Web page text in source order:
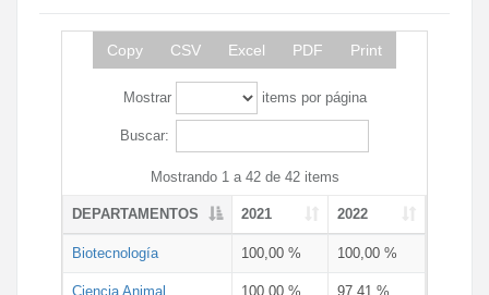
Copy CSV Excel PDF Print
Mostrar items por página
Buscar:
Mostrando 1 a 42 de 42 items
DEPARTAMENTOS 2021 2022
Biotecnología 100,00 % 100,00 %
Ciencia Animal 100,00 % 97,41 %